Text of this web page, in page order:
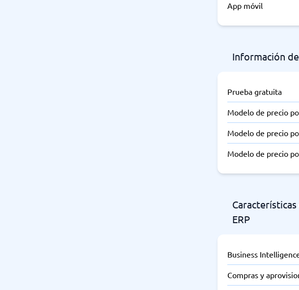
App móvil
Información
Prueba gratuita
Modelo de precio
Modelo de precio
Modelo de precio
ERP
Business
Compras y